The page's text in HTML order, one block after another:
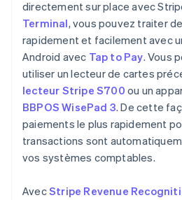
directement sur place avec
Terminal, vous pouvez traiter
rapidement et facilement avec
Android avec Tap to Pay. Vous
utiliser un lecteur de cartes
lecteur Stripe S700 ou un
BBPOS WisePad 3. De cette
paiements le plus rapidement
transactions sont
vos systèmes comptables.
AvecStripe Revenue